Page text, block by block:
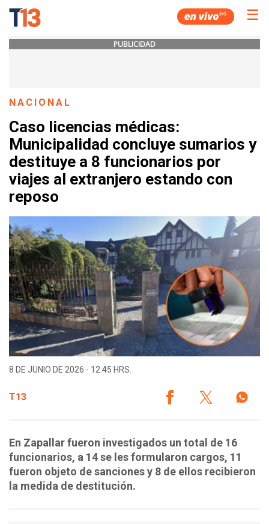
☰
PUBLICIDAD
NACIONAL
Caso licencias médicas:
Municipalidad concluye sumarios y
destituye a 8 funcionarios por
viajes al extranjero estando con
reposo
8 DE JUNIO DE 2026 - 12:45 HRS.
T13
En Zapallar fueron investigados un total de 16
funcionarios, a 14 se les formularon cargos, 11
fueron objeto de sanciones y 8 de ellos recibieron
la medida de destitución.